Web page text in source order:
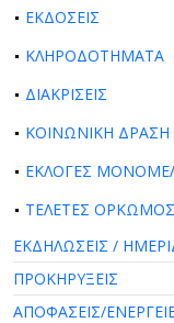
ΕΚΔΟΣΕΙΣ
ΚΛΗΡΟΔΟΤΗΜΑΤΑ
ΔΙΑΚΡΙΣΕΙΣ
ΚΟΙΝΩΝΙΚΗ ΔΡΑΣΗ
ΕΚΛΟΓΕΣ
ΤΕΛΕΤΕΣ
ΕΚΔΗΛΩΣΕΙΣ /
ΠΡΟΚΗΡΥΞΕΙΣ
ΑΠΟΦΑΣΕΙΣ/